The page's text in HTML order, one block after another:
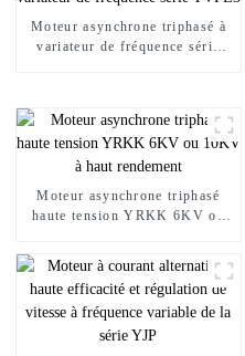
Moteur asynchrone triphasé à
variateur de fréquence série
Moteur asynchrone triphasé
haute tension YRKK 6KV ou